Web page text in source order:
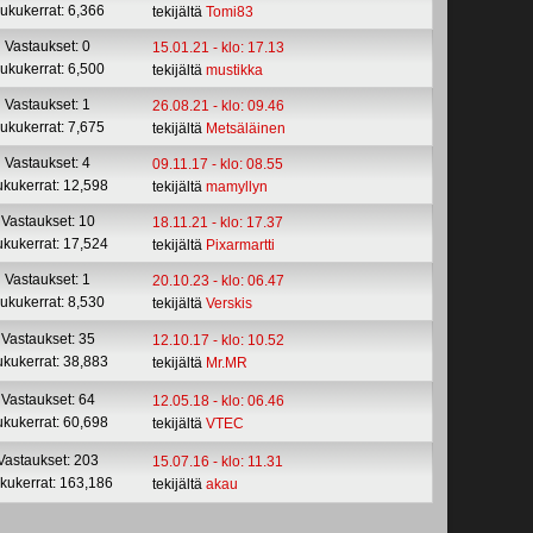
6,366
tekijältäTomi83
Vastaukset: 0
6,500
15.01.21 - klo: 17.13
tekijältämustikka
Vastaukset: 1
7,675
26.08.21 - klo: 09.46
tekijältä Metsäläinen
Vastaukset: 4
12,598
09.11.17 - klo: 08.55
tekijältämamyllyn
Vastaukset: 10
17,524
18.11.21 - klo: 17.37
tekijältä Pixarmartti
Vastaukset: 1
8,530
20.10.23 - klo: 06.47
tekijältäVerskis
Vastaukset: 35
38,883
12.10.17 - klo: 10.52
tekijältä Mr.MR
Vastaukset: 64
60,698
12.05.18 - klo: 06.46
tekijältäVTEC
203
163,186
15.07.16 - klo: 11.31
tekijältäakau